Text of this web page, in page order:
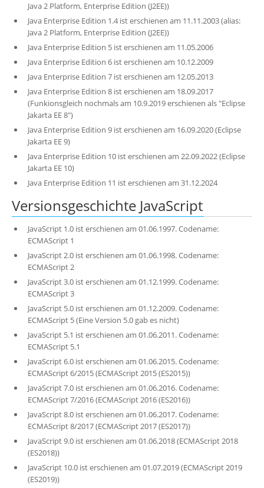
Java 2 Platform, Enterprise Edition (J2EE))
Java Enterprise Edition 1.4 ist erschienen am 11.11.2003 (alias:
Java 2 Platform, Enterprise Edition (J2EE))
Java Enterprise Edition 5 ist erschienen am 11.05.2006
Java Enterprise Edition 6 ist erschienen am 10.12.2009
Java Enterprise Edition 7 ist erschienen am 12.05.2013
Java Enterprise Edition 8 ist erschienen am 18.09.2017
(Funkionsgleich nochmals am 10.9.2019 erschienen als "Eclipse
Jakarta EE 8")
Java Enterprise Edition 9 ist erschienen am 16.09.2020 (Eclipse
Jakarta EE 9)
Java Enterprise Edition 10 ist erschienen am 22.09.2022 (Eclipse
Jakarta EE 10)
Java Enterprise Edition 11 ist erschienen am 31.12.2024
Versionsgeschichte JavaScript
JavaScript 1.0 ist erschienen am 01.06.1997. Codename:
ECMAScript 1
JavaScript 2.0 ist erschienen am 01.06.1998. Codename:
ECMAScript 2
JavaScript 3.0 ist erschienen am 01.12.1999. Codename:
ECMAScript 3
JavaScript 5.0 ist erschienen am 01.12.2009. Codename:
ECMAScript 5 (Eine Version 5.0 gab es nicht)
JavaScript 5.1 ist erschienen am 01.06.2011. Codename:
ECMAScript 5.1
JavaScript 6.0 ist erschienen am 01.06.2015. Codename:
ECMAScript 6/2015 (ECMAScript 2015 (ES2015))
JavaScript 7.0 ist erschienen am 01.06.2016. Codename:
ECMAScript 7/2016 (ECMAScript 2016 (ES2016))
JavaScript 8.0 ist erschienen am 01.06.2017. Codename:
ECMAScript 8/2017 (ECMAScript 2017 (ES2017))
JavaScript 9.0 ist erschienen am 01.06.2018 (ECMAScript 2018
(ES2018))
JavaScript 10.0 ist erschienen am 01.07.2019 (ECMAScript 2019
(ES2019))